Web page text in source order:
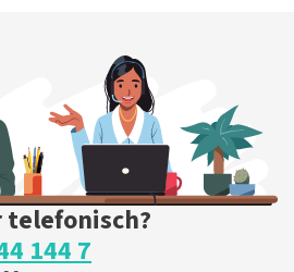
144 7